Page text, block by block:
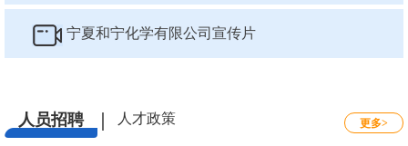
宁夏和宁化学有限公司宣传片
人员招聘 人才政策 更多>